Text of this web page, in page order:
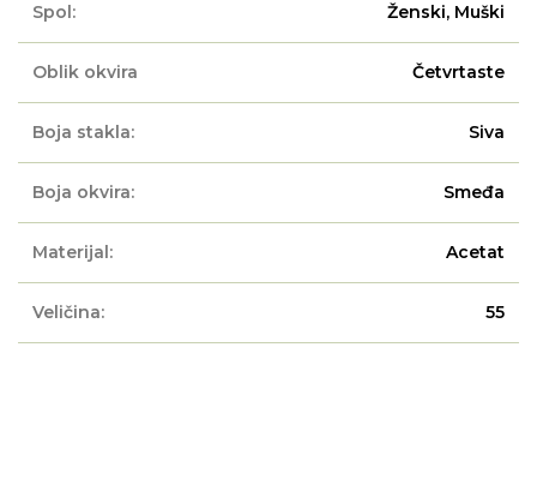
Spol: Ženski, Muški
Oblik okvira Četvrtaste
Boja stakla: Siva
Boja okvira: Smeđa
Materijal: Acetat
Veličina: 55